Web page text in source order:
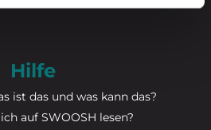
Hilfe
ist das und was kann das?
auf SWOOSH lesen?